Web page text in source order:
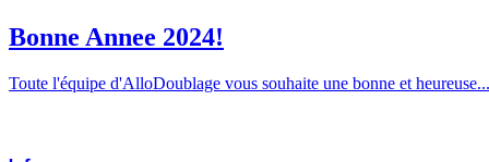
Bonne Annee 2024!
Toute l'équipe d'AlloDoublage vous souhaite une bonne et heureuse...